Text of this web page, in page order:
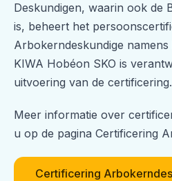
Deskundigen, waarin ook de
is, beheert het
Arbokerndeskundige namens
KIWA Hobéon SKO is
uitvoering van de certificering.
Meer informatie over
u op de pagina Certificering
Certificering